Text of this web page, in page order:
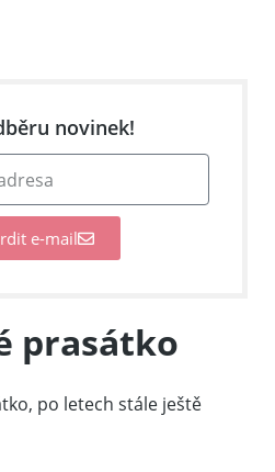
novinek!
e-mail
prasátko
po letech stále ještě